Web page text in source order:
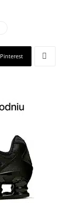
Pinterest